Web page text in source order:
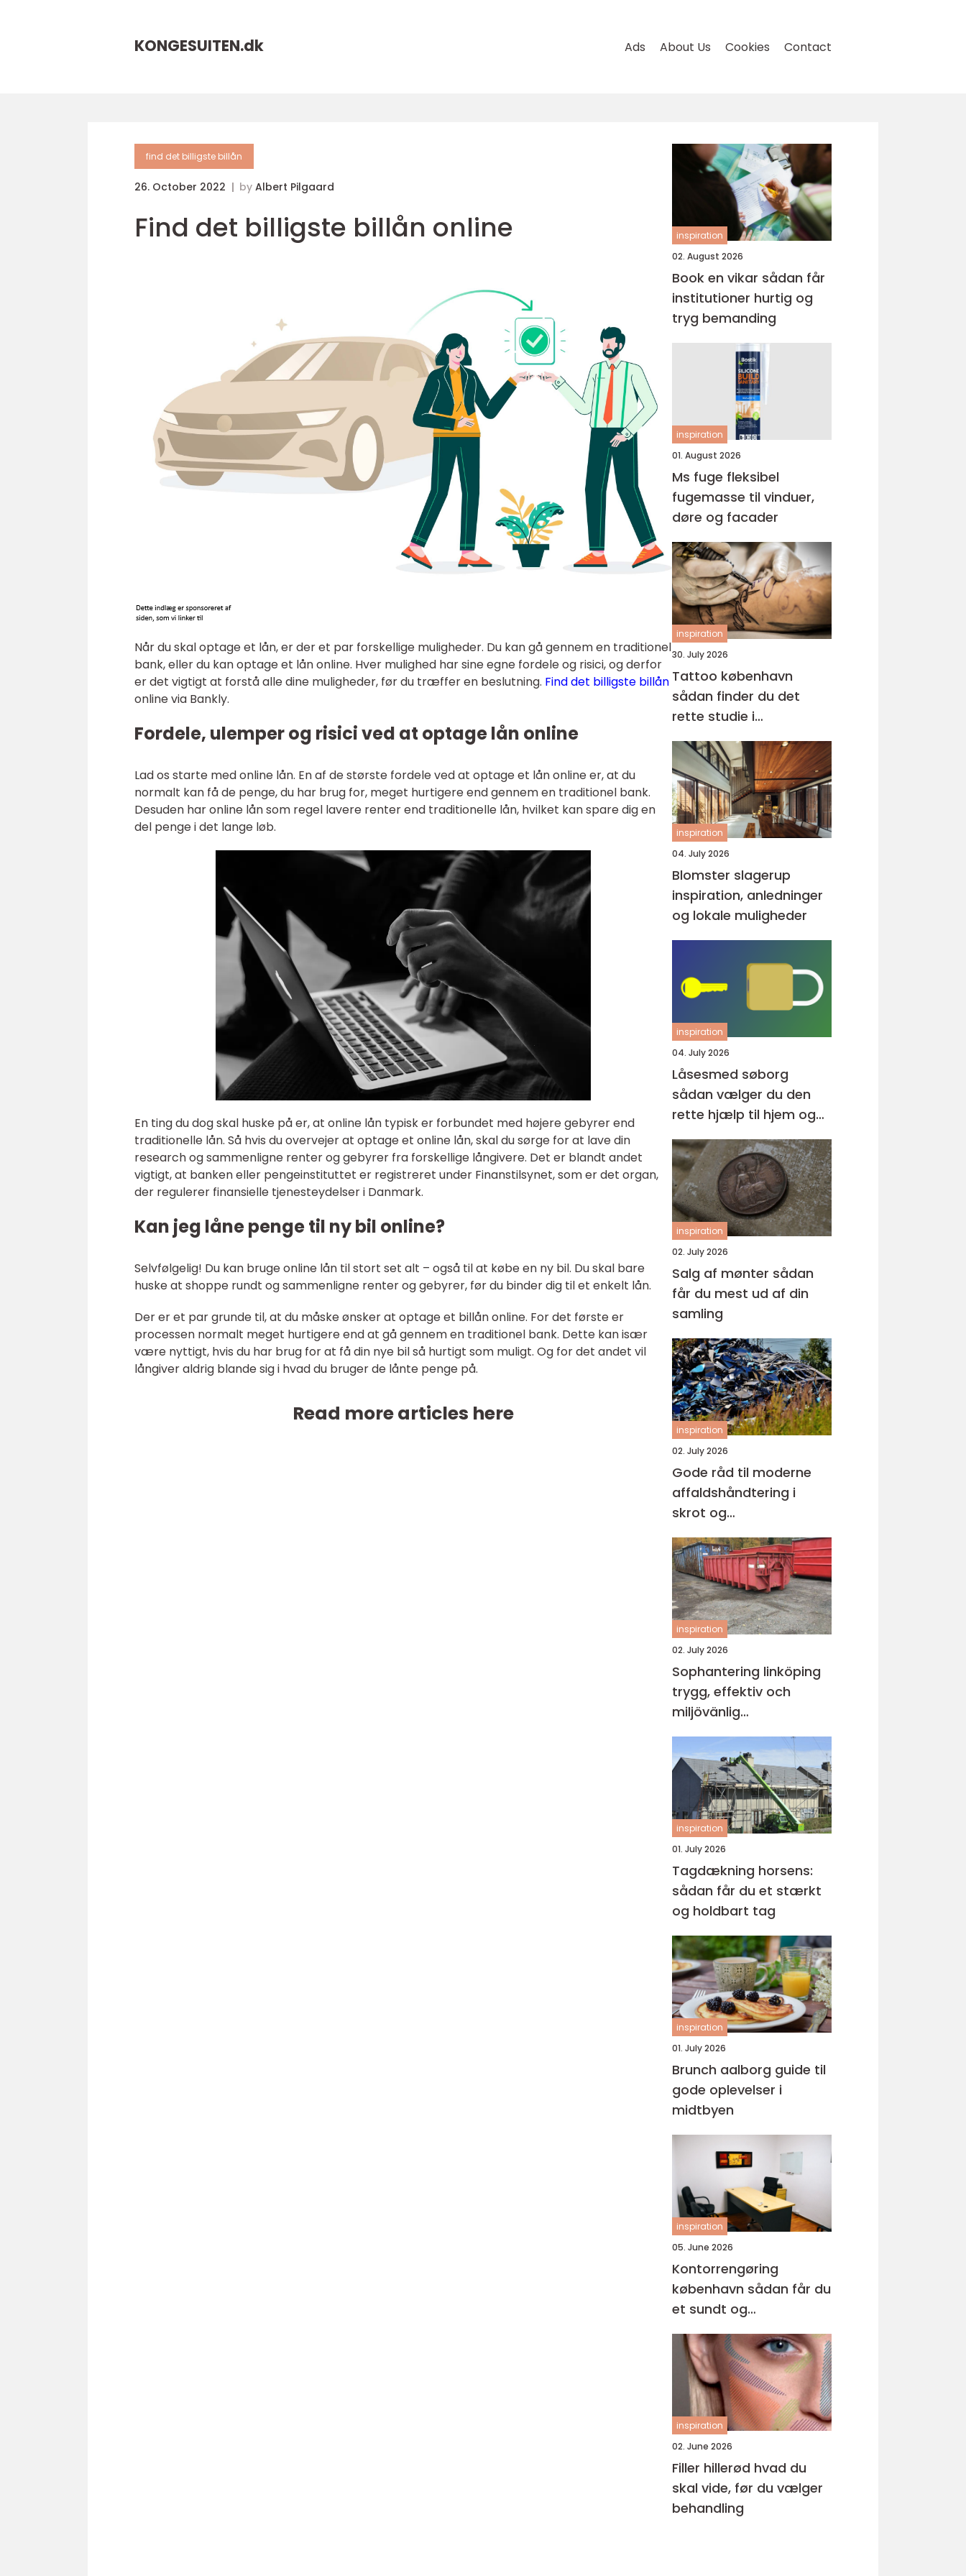
KONGESUITEN.dk Ads About Us Cookies Contact
find det billigste billån
26. October 2022 by Albert Pilgaard
Find det billigste billån online
Når du skal optage et lån, er der et par forskellige muligheder. Du kan gå gennem en traditionel
bank, eller du kan optage et lån online. Hver mulighed har sine egne fordele og risici, og derfor
er det vigtigt at forstå alle dine muligheder, før du træffer en beslutning. Find det billigste billån
online via Bankly.
Fordele, ulemper og risici ved at optage lån online
Lad os starte med online lån. En af de største fordele ved at optage et lån online er, at du
normalt kan få de penge, du har brug for, meget hurtigere end gennem en traditionel bank.
Desuden har online lån som regel lavere renter end traditionelle lån, hvilket kan spare dig en
del penge i det lange løb.
En ting du dog skal huske på er, at online lån typisk er forbundet med højere gebyrer end
traditionelle lån. Så hvis du overvejer at optage et online lån, skal du sørge for at lave din
research og sammenligne renter og gebyrer fra forskellige långivere. Det er blandt andet
vigtigt, at banken eller pengeinstituttet er registreret under Finanstilsynet, som er det organ,
der regulerer finansielle tjenesteydelser i Danmark.
Kan jeg låne penge til ny bil online?
Selvfølgelig! Du kan bruge online lån til stort set alt – også til at købe en ny bil. Du skal bare
huske at shoppe rundt og sammenligne renter og gebyrer, før du binder dig til et enkelt lån.
Der er et par grunde til, at du måske ønsker at optage et billån online. For det første er
processen normalt meget hurtigere end at gå gennem en traditionel bank. Dette kan især
være nyttigt, hvis du har brug for at få din nye bil så hurtigt som muligt. Og for det andet vil
långiver aldrig blande sig i hvad du bruger de lånte penge på.
Read more articles here
inspiration
02. August 2026
Book en vikar sådan får
institutioner hurtig og
tryg bemanding
inspiration
01. August 2026
Ms fuge fleksibel
fugemasse til vinduer,
døre og facader
inspiration
30. July 2026
Tattoo københavn
sådan finder du det
rette studie i
hovedstaden
inspiration
04. July 2026
Blomster slagerup
inspiration, anledninger
og lokale muligheder
inspiration
04. July 2026
Låsesmed søborg
sådan vælger du den
rette hjælp til hjem og
erhverv
inspiration
02. July 2026
Salg af mønter sådan
får du mest ud af din
samling
inspiration
02. July 2026
Gode råd til moderne
affaldshåndtering i
skrot og
affaldsbranchen
inspiration
02. July 2026
Sophantering linköping
trygg, effektiv och
miljövänlig
avfallshantering
inspiration
01. July 2026
Tagdækning horsens:
sådan får du et stærkt
og holdbart tag
inspiration
01. July 2026
Brunch aalborg guide til
gode oplevelser i
midtbyen
inspiration
05. June 2026
Kontorrengøring
københavn sådan får du
et sundt og
professionelt
arbejdsmiljø
inspiration
02. June 2026
Filler hillerød hvad du
skal vide, før du vælger
behandling